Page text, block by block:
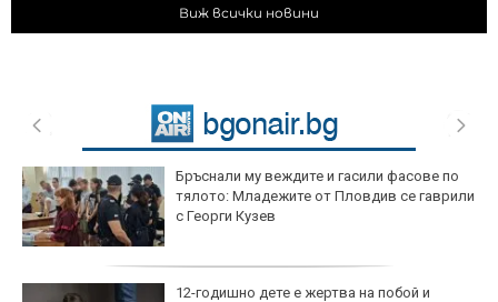
Виж всички новини
Бръснали му веждите и гасили фасове по
тялото: Младежите от Пловдив се гаврили
с Георги Кузев
12-годишно дете е жертва на побой и